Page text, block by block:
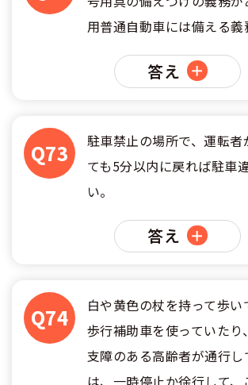
大型二種
お気に入りの教習所
保護者の方へ
合宿費用のお支払いについて
合宿免許に必要な持ち物
合宿免許 体験談・口コミ
合宿免許 よくある質問
まるわかり！合宿免許Q＆A
大型免許体験記
全国の運転免許試験場(免許センター)
本免学科試験問題に挑戦
特定商取引法に基づく表示
用普通自動車には備える義
答え
Q73
駐車禁止の場所で、運転
ても5分以内に戻れば駐車
い。
答え
Q74
白や黄色の杖を持って歩い
歩行補助車を使っていたり
支障のある高齢者が通行し
は、一時停止か徐行して、